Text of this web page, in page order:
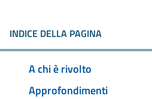
INDICE DELLA PAGINA
A chi è rivolto
Approfondimenti